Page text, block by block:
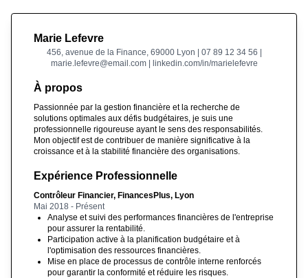
Marie Lefevre
456, avenue de la Finance, 69000 Lyon | 07 89 12 34 56 |
marie.lefevre@email.com | linkedin.com/in/marielefevre
À propos
Passionnée par la gestion financière et la recherche de
solutions optimales aux défis budgétaires, je suis une
professionnelle rigoureuse ayant le sens des responsabilités.
Mon objectif est de contribuer de manière significative à la
croissance et à la stabilité financière des organisations.
Expérience Professionnelle
Contrôleur Financier, FinancesPlus, Lyon
Mai 2018 - Présent
Analyse et suivi des performances financières de l'entreprise
pour assurer la rentabilité.
Participation active à la planification budgétaire et à
l'optimisation des ressources financières.
Mise en place de processus de contrôle interne renforcés
pour garantir la conformité et réduire les risques.